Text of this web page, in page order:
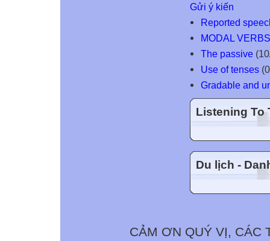
Gửi ý kiến
Reported
MODAL VERBS
The passive
Use of tenses
Gradable and
Listening To
Du lịch -
CẢM ƠN QUÝ VỊ, CÁC